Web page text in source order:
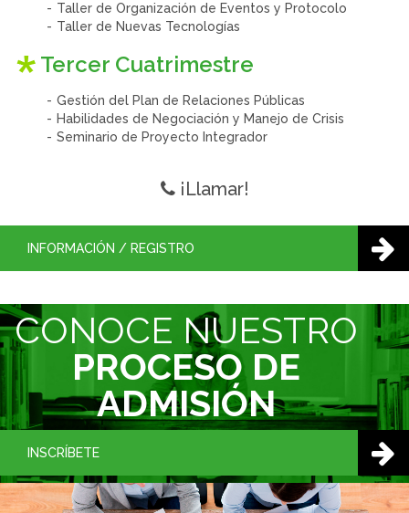
Taller de Organización de Eventos y Protocolo
Taller de Nuevas Tecnologías
Tercer Cuatrimestre
Gestión del Plan de Relaciones Públicas
Habilidades de Negociación y Manejo de Crisis
Seminario de Proyecto Integrador
¡Llamar!
INFORMACIÓN / REGISTRO
CONOCE NUESTRO
PROCESO DE
ADMISIÓN
INSCRÍBETE